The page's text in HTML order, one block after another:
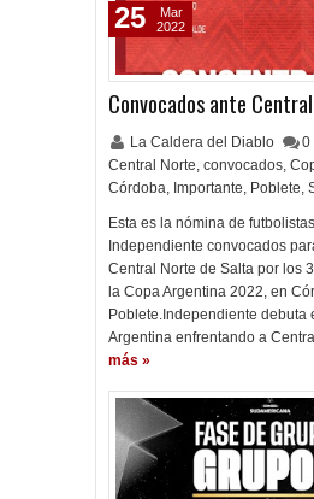
Convocados ante
La Caldera del Diablo 0
Central Norte, convocados,
Córdoba, Importante, Poblete,
Esta es la nómina de
Independiente convocados
Central Norte de Salta por los
la Copa Argentina 2022, en
Poblete.Independiente debuta
Argentina enfrentando a
más »
25
Mar
2022